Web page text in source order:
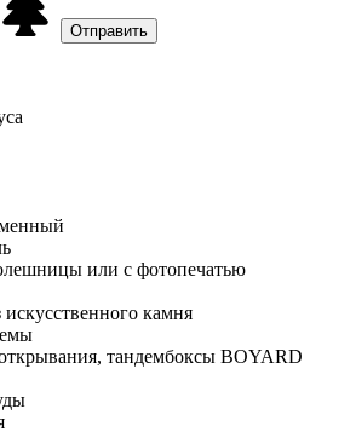
или с фотопечатью
искусственного камня
тандембоксы BOYARD